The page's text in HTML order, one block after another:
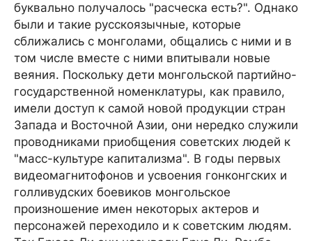
буквально получалось "расческа есть?". Однако
были и такие русскоязычные, которые
сближались с монголами, общались с ними и в
том числе вместе с ними впитывали новые
веяния. Поскольку дети монгольской партийно-
государственной номенклатуры, как правило,
имели доступ к самой новой продукции стран
Запада и Восточной Азии, они нередко служили
проводниками приобщения советских людей к
"масс-культуре капитализма". В годы первых
видеомагнитофонов и усвоения гонконгских и
голливудских боевиков монгольское
произношение имен некоторых актеров и
персонажей переходило и к советским людям.